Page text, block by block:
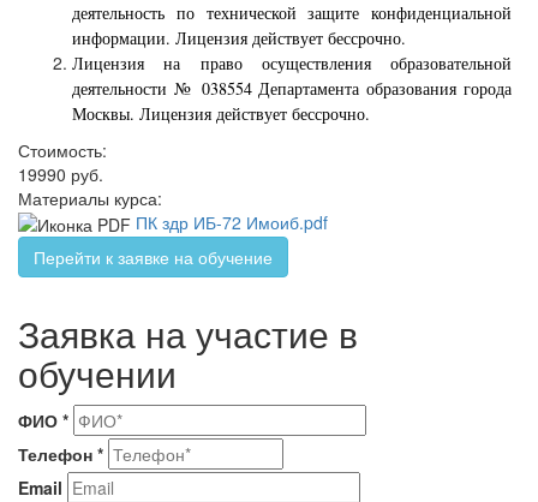
деятельность по технической защите конфиденциальной
информации. Лицензия действует бессрочно.
Лицензия на право осуществления образовательной
деятельности № 038554 Департамента образования города
Москвы. Лицензия действует бессрочно.
Стоимость:
19990 руб.
Материалы курса:
ПК здр ИБ-72 Имоиб.pdf
Перейти к заявке на обучение
Заявка на участие в
обучении
ФИО *
Телефон *
Email